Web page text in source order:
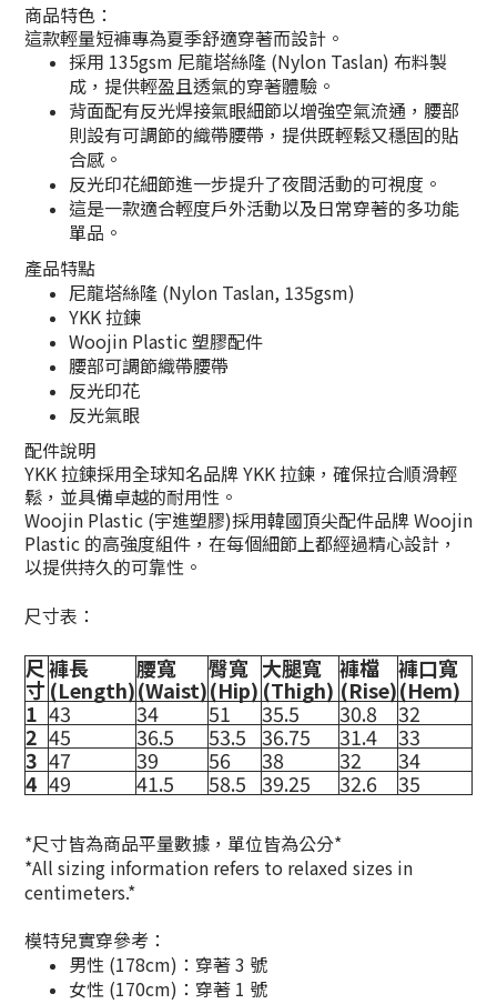
商品特色：
這款輕量短褲專為夏季舒適穿著而設計。
採用 135gsm 尼龍塔絲隆 (Nylon Taslan) 布料製
成，提供輕盈且透氣的穿著體驗。
背面配有反光焊接氣眼細節以增強空氣流通，腰部
則設有可調節的織帶腰帶，提供既輕鬆又穩固的貼
合感。
反光印花細節進一步提升了夜間活動的可視度。
這是一款適合輕度戶外活動以及日常穿著的多功能
單品。
產品特點
尼龍塔絲隆 (Nylon Taslan, 135gsm)
YKK 拉鍊
Woojin Plastic 塑膠配件
腰部可調節織帶腰帶
反光印花
反光氣眼
配件說明
YKK 拉鍊採用全球知名品牌 YKK 拉鍊，確保拉合順滑輕
鬆，並具備卓越的耐用性。
Woojin Plastic (宇進塑膠)採用韓國頂尖配件品牌 Woojin
Plastic 的高強度組件，在每個細節上都經過精心設計，
以提供持久的可靠性。
尺寸表：
尺
寸
褲長
(Length)
腰寬
(Waist)
臀寬
(Hip)
大腿寬
(Thigh)
褲檔
(Rise)
褲口寬
(Hem)
1 43 34 51 35.5 30.8
32
2 45 36.5 53.5 36.75 31.4
33
3 47 39 56 38 32
34
4 49 41.5 58.5 39.25 32.6 35
*尺寸皆為商品平量數據，單位皆為公分*
*All sizing information refers to relaxed sizes in
centimeters.*
模特兒實穿參考：
男性 (178cm)：穿著 3 號
女性 (170cm)：穿著 1 號